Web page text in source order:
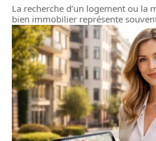
La recherche d’un logement ou la
bien immobilier représente